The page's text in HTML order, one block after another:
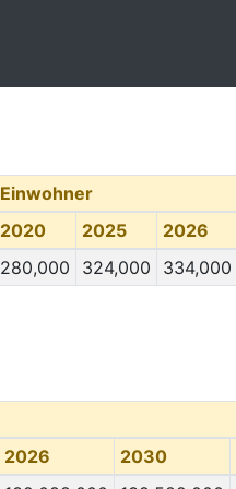
Einwohner
2020
2025 2026
280,000 324,000 334,000
2026 2030